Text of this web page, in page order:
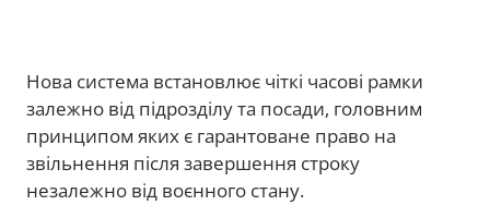
Нова система встановлює чіткі часові рамки
залежно від підрозділу та посади, головним
принципом яких є гарантоване право на
звільнення після завершення строку
незалежно від воєнного стану.